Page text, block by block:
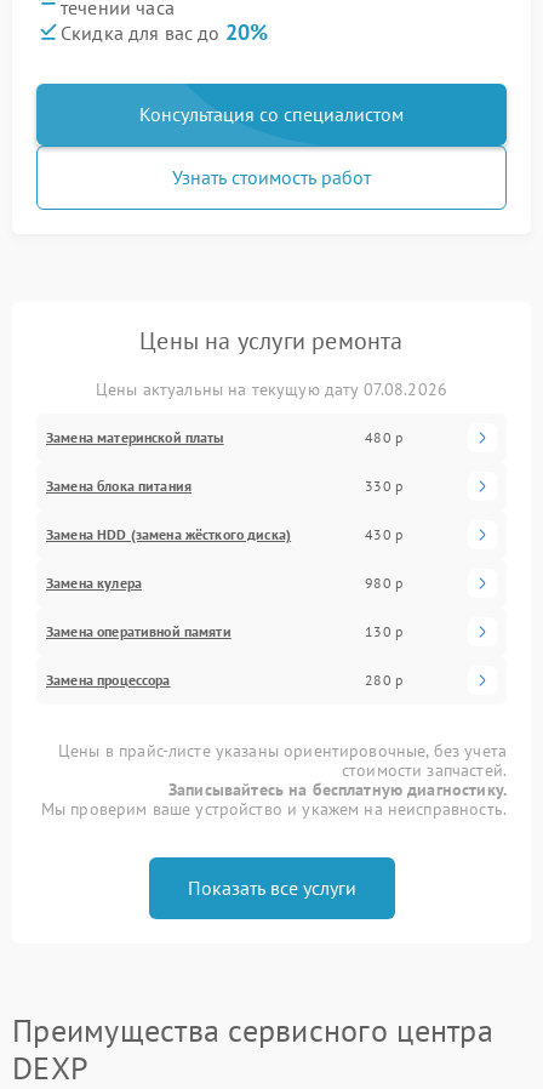
течении часа
Скидка для вас до 20%
Консультация со специалистом
Узнать стоимость работ
Цены на услуги ремонта
Цены актуальны на текущую дату 07.08.2026
Замена материнской платы 480 р
Замена блока питания 330 р
Замена HDD (замена жёсткого диска) 430 р
Замена кулера 980 р
Замена оперативной памяти 130 р
Замена процессора 280 р
Цены в прайс-листе указаны ориентировочные, без учета
стоимости запчастей.
Записывайтесь на бесплатную диагностику.
Мы проверим ваше устройство и укажем на неисправность.
Показать все услуги
Преимущества сервисного центра
DEXP